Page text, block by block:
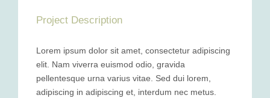
Project Description
Lorem ipsum dolor sit amet, consectetur adipiscing
elit. Nam viverra euismod odio, gravida
pellentesque urna varius vitae. Sed dui lorem,
adipiscing in adipiscing et, interdum nec metus.